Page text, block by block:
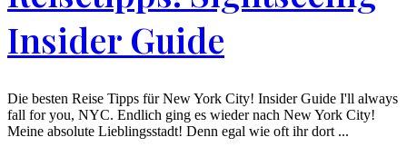
Insider Guide
Die besten Reise Tipps für New York City! Insider Guide I'll always
fall for you, NYC. Endlich ging es wieder nach New York City!
Meine absolute Lieblingsstadt! Denn egal wie oft ihr dort ...